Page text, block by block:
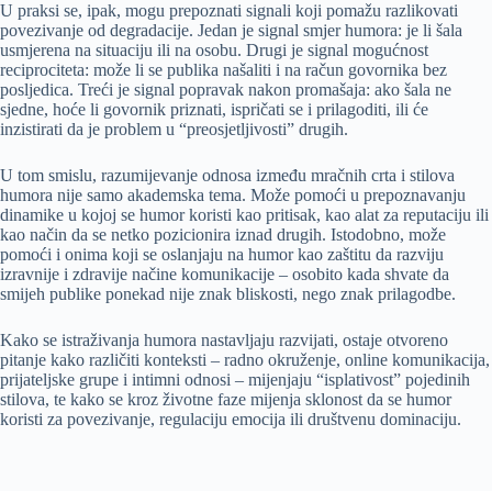
U praksi se, ipak, mogu prepoznati signali koji pomažu razlikovati
povezivanje od degradacije. Jedan je signal smjer humora: je li šala
usmjerena na situaciju ili na osobu. Drugi je signal mogućnost
reciprociteta: može li se publika našaliti i na račun govornika bez
posljedica. Treći je signal popravak nakon promašaja: ako šala ne
sjedne, hoće li govornik priznati, ispričati se i prilagoditi, ili će
inzistirati da je problem u “preosjetljivosti” drugih.
U tom smislu, razumijevanje odnosa između mračnih crta i stilova
humora nije samo akademska tema. Može pomoći u prepoznavanju
dinamike u kojoj se humor koristi kao pritisak, kao alat za reputaciju ili
kao način da se netko pozicionira iznad drugih. Istodobno, može
pomoći i onima koji se oslanjaju na humor kao zaštitu da razviju
izravnije i zdravije načine komunikacije – osobito kada shvate da
smijeh publike ponekad nije znak bliskosti, nego znak prilagodbe.
Kako se istraživanja humora nastavljaju razvijati, ostaje otvoreno
pitanje kako različiti konteksti – radno okruženje, online komunikacija,
prijateljske grupe i intimni odnosi – mijenjaju “isplativost” pojedinih
stilova, te kako se kroz životne faze mijenja sklonost da se humor
koristi za povezivanje, regulaciju emocija ili društvenu dominaciju.